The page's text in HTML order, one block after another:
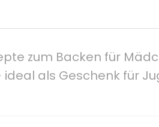
zum Backen für
als Geschenk für